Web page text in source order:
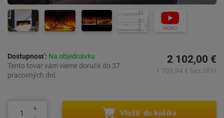
Dostupnosť: Na objednávku
Tento tovar vám vieme doručiť do 37
pracovných dní.
2 102,00 €
1 708,94 € bez DPH
Vložiť do košíka